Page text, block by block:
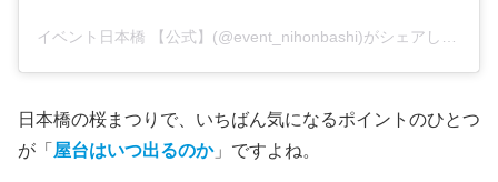
イベント日本橋 【公式】(@event_nihonbashi)がシェアした投稿
日本橋の桜まつりで、いちばん気になるポイントのひとつ
が「 屋台はいつ出るのか」ですよね。